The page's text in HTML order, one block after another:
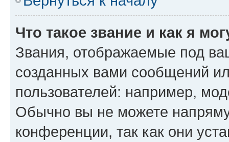
Что такое звание и как я
Звания, отображаемые под
созданных вами сообщений
пользователей: например,
Обычно вы не можете
конференции, так как они